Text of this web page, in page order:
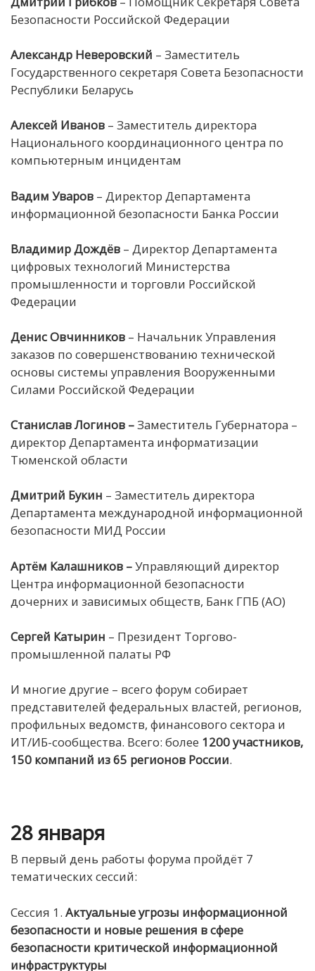
Безопасности Российской Федерации
Александр Неверовский – Заместитель
Государственного секретаря Совета Безопасности
Республики Беларусь
Алексей Иванов – Заместитель директора
Национального координационного центра по
компьютерным инцидентам
Вадим Уваров – Директор Департамента
информационной безопасности Банка России
Владимир Дождёв – Директор Департамента
цифровых технологий Министерства
промышленности и торговли Российской
Федерации
Денис Овчинников – Начальник Управления
заказов по совершенствованию технической
основы системы управления Вооруженными
Силами Российской Федерации
Станислав Логинов –Заместитель Губернатора –
директор Департамента информатизации
Тюменской области
Дмитрий Букин – Заместитель директора
Департамента международной информационной
безопасности МИД России
Артём Калашников –Управляющий директор
Центра информационной безопасности
дочерних и зависимых обществ, Банк ГПБ (АО)
Сергей Катырин – Президент Торгово-
промышленной палаты РФ
И многие другие – всего форум собирает
представителей федеральных властей, регионов,
профильных ведомств, финансового сектора и
ИТ/ИБ-сообщества. Всего: более 1200 участников,
150 компаний из 65 регионов России.
28 января
В первый день работы форума пройдёт 7
тематических сессий:
Сессия 1. Актуальные угрозы информационной
безопасности и новые решения в сфере
безопасности критической информационной
инфраструктуры